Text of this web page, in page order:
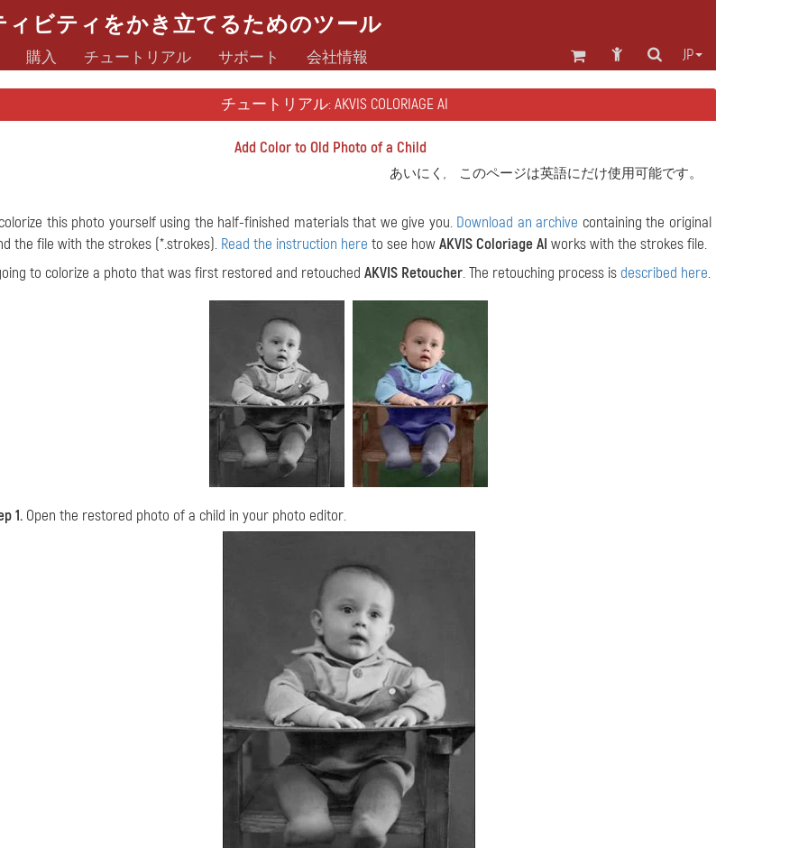
ィビティをかき立てるためのツール
JP
購入 チュートリアル サポート 会社情報
チュートリアル: AKVIS COLORIAGE AI
Add Color to Old Photo of a Child
あいにく, このページは英語にだけ使用可能です。
this photo yourself using the half-finished materials that we give you. Download an archive containing the original
the file with the strokes (*.strokes). Read the instruction here to see howAKVIS Coloriage AI works with the strokes file.
to colorize a photo that was first restored and retouched AKVIS Retoucher. The retouching process is described here.
1. Open the restored photo of a child in your photo editor.